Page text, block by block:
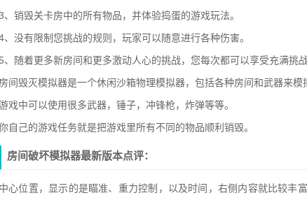
、销毁关卡房中的所有物品，并体验捣蛋的游戏玩法。
、没有限制您挑战的规则，玩家可以随意进行各种伤害。
5、随着更多新房间和更多激动人心的挑战，您每次都可以享受充满挑战
房间毁灭模拟器是一个休闲沙箱物理模拟器，包括各种房间和武器来模
戏中可以使用很多武器，锤子，冲锋枪，炸弹等等。
自己的游戏任务就是把游戏里所有不同的物品顺利销毁。
房间破坏模拟器最新版本点评：
中心位置，显示的是瞄准、重力控制，以及时间，右侧内容就比较丰